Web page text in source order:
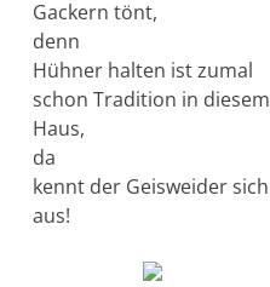
Gackern tönt,
denn
Hühner halten ist zumal
schon Tradition in diesem
Haus,
da
kennt der Geisweider sich
aus!